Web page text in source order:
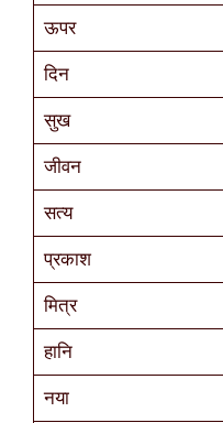
ऊपर
दिन
सुख
जीवन
सत्य
प्रकाश
मित्र
हानि
नया